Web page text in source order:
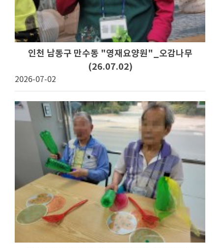
인천 남동구 만수동 "영재요양원"_오감나무
(26.07.02)
2026-07-02